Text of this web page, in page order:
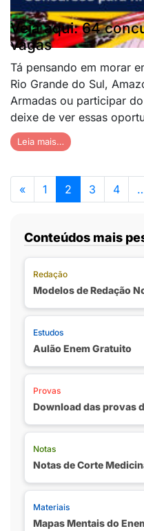
Veja aqui: 64
vagas
Tá pensando em morar
Rio Grande do Sul,
Armadas ou participar
deixe de ver essas
Leia mais…
« 1 2 3 4
Conteúdos mais
Redação
Modelos de Redação
Estudos
Aulão Enem Gratuito
Provas
Download das provas
Notas
Notas de Corte
Materiais
Mapas Mentais do